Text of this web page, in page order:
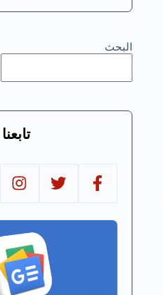
البحث
تابعنا